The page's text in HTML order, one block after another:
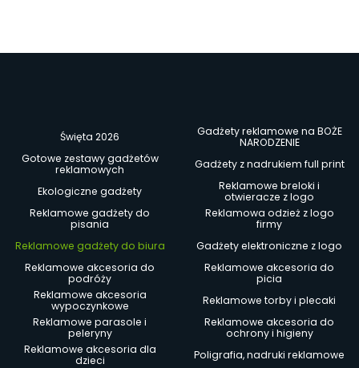
Święta 2026
Gadżety reklamowe na BOŻE
NARODZENIE
Gotowe zestawy gadżetów
reklamowych
Gadżety z nadrukiem full print
Ekologiczne gadżety
Reklamowe breloki i
otwieracze z logo
Reklamowe gadżety do
pisania
Reklamowa odzież z logo
firmy
Reklamowe gadżety do biura
Gadżety elektroniczne z logo
Reklamowe akcesoria do
podróży
Reklamowe akcesoria do
picia
Reklamowe akcesoria
wypoczynkowe
Reklamowe torby i plecaki
Reklamowe parasole i
peleryny
Reklamowe akcesoria do
ochrony i higieny
Reklamowe akcesoria dla
dzieci
Poligrafia, nadruki reklamowe